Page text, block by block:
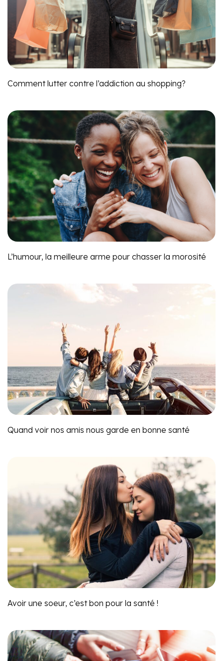
Comment lutter contre l’addiction au shopping?
L’humour, la meilleure arme pour chasser la morosité
Quand voir nos amis nous garde en bonne santé
Avoir une soeur, c’est bon pour la santé !